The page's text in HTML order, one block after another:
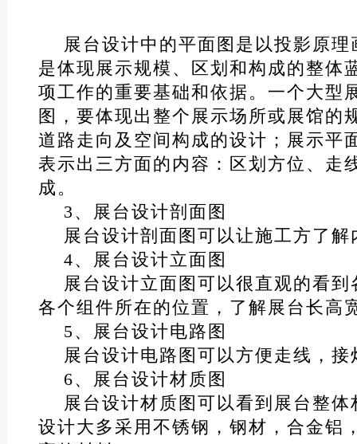
展台设计中的平面图是以投影原理
是体现展示规模、区划和构成的整体
项工作的重要基础和依据。一个大型
图，要体现出整个展示场所或展馆的
道路走向及空间构成的设计；展示平
表示出三方面的内容：区划方位、走
成。
3、展台设计剖面图
展台设计剖面图可以让施工方了解
4、展台设计立面图
展台设计立面图可以很直观的看到
各个组件所在的位置，了解展台长高
5、展台设计电路图
展台设计电路图可以方便走线，接
6、展台设计材质图
展台设计材质图可以看到展台整体
设计大多采用不锈钢，钢材，合金铝